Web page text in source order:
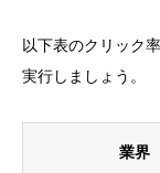
以下表のクリック
実行しましょう。
業界